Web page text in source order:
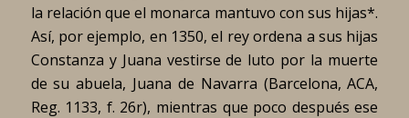
la relación que el monarca mantuvo con sus hijas*.
Así, por ejemplo, en 1350, el rey ordena a sus hijas
Constanza y Juana vestirse de luto por la muerte
de su abuela, Juana de Navarra (Barcelona, ACA,
Reg. 1133, f. 26r), mientras que poco después ese